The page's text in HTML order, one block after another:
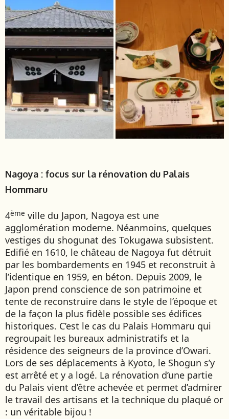
Nagoya : focus sur la rénovation du Palais
Hommaru
4ème ville du Japon, Nagoya est une
agglomération moderne. Néanmoins, quelques
vestiges du shogunat des Tokugawa subsistent.
Edifié en 1610, le château de Nagoya fut détruit
par les bombardements en 1945 et reconstruit à
l’identique en 1959, en béton. Depuis 2009, le
Japon prend conscience de son patrimoine et
tente de reconstruire dans le style de l’époque et
de la façon la plus fidèle possible ses édifices
historiques. C’est le cas du Palais Hommaru qui
regroupait les bureaux administratifs et la
résidence des seigneurs de la province d’Owari.
Lors de ses déplacements à Kyoto, le Shogun s’y
est arrêté et y a logé. La rénovation d’une partie
du Palais vient d’être achevée et permet d’admirer
le travail des artisans et la technique du plaqué or
: un véritable bijou !